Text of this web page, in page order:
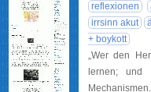
reflexionen
irrsinn akut
+ boykott
„Wer den
lernen; und